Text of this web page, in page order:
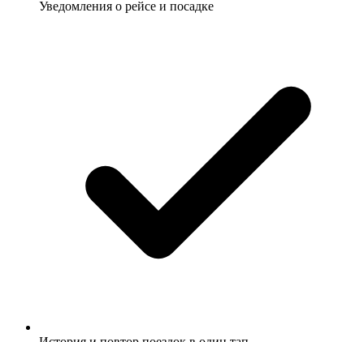
Уведомления о рейсе и посадке